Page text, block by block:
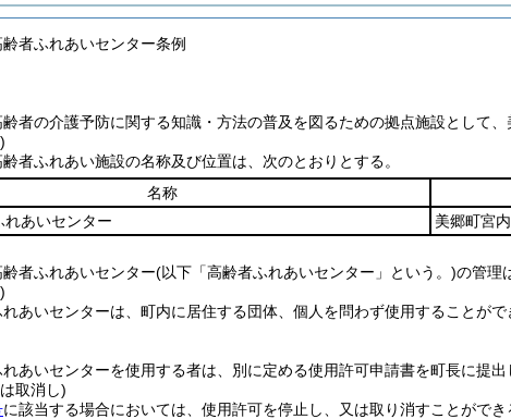
者ふれあいセンター条例
者の介護予防に関する知識・方法の普及を図るための拠点施設として、
者ふれあい施設の名称及び位置は、次のとおりとする。
名称
れあいセンター
美郷町宮
者ふれあいセンター(以下「高齢者ふれあいセンター」という。)の管理
あいセンターは、町内に居住する団体、個人を問わず使用することがで
あいセンターを使用する者は、別に定める使用許可申請書を町長に提出
取消し)
に該当する場合においては、使用許可を停止し、又は取り消すことができ